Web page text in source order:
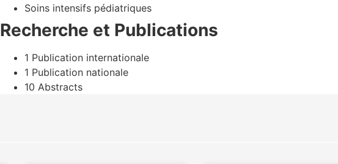
Soins intensifs pédiatriques
Recherche et Publications
1 Publication internationale
1 Publication nationale
10 Abstracts